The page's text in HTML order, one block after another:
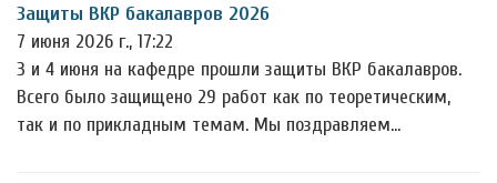
Защиты ВКР бакалавров 2026
7 июня 2026 г., 17:22
3 и 4 июня на кафедре прошли защиты ВКР бакалавров.
Всего было защищено 29 работ как по теоретическим,
так и по прикладным темам. Мы поздравляем…